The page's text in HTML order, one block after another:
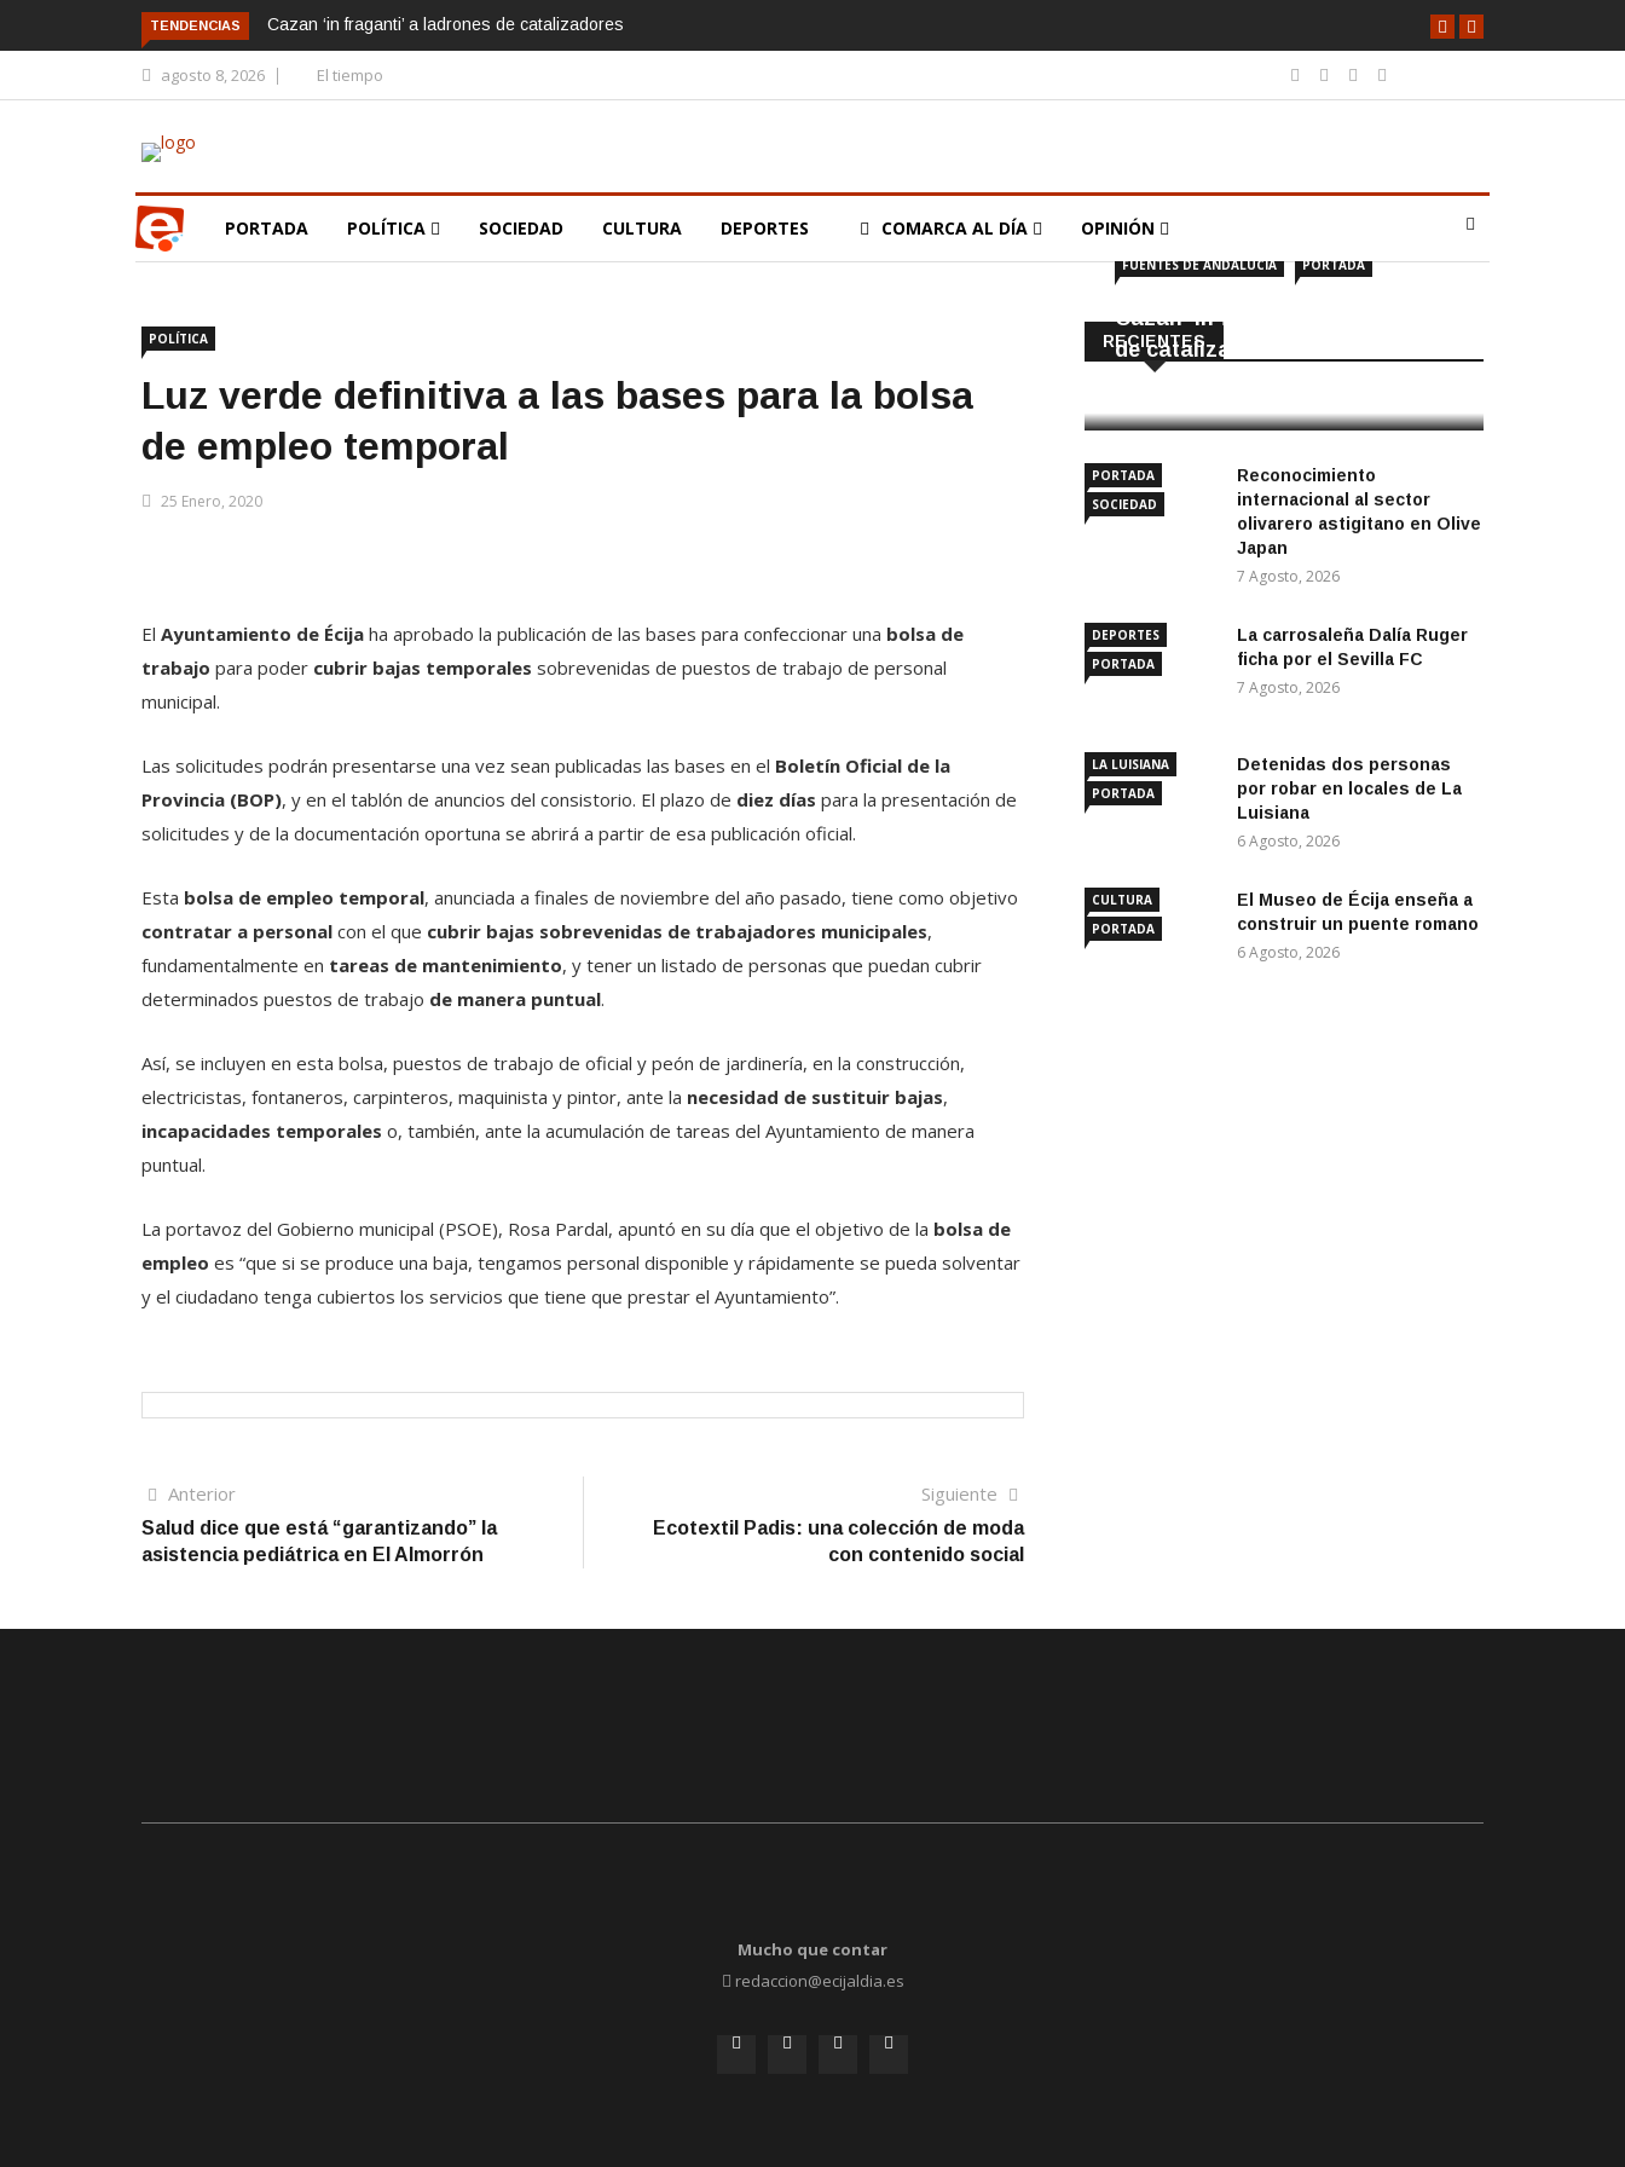
TENDENCIAS Cazan ‘in fraganti’ a ladrones de catalizadores
agosto 8, 2026 El tiempo
PORTADA POLÍTICA SOCIEDAD CULTURA DEPORTES COMARCA AL DÍA OPINIÓN
POLÍTICA
Luz verde definitiva a las bases para la bolsa
de empleo temporal
25 Enero, 2020
El Ayuntamiento de Écija ha aprobado la publicación de las bases para confeccionar una bolsa de
trabajo para poder cubrir bajas temporales sobrevenidas de puestos de trabajo de personal
municipal.
Las solicitudes podrán presentarse una vez sean publicadas las bases en el Boletín Oficial de la
Provincia (BOP), y en el tablón de anuncios del consistorio. El plazo de diez días para la presentación de
solicitudes y de la documentación oportuna se abrirá a partir de esa publicación oficial.
Esta bolsa de empleo temporal, anunciada a finales de noviembre del año pasado, tiene como objetivo
contratar a personal con el que cubrir bajas sobrevenidas de trabajadores municipales,
fundamentalmente en tareas de mantenimiento, y tener un listado de personas que puedan cubrir
determinados puestos de trabajo de manera puntual.
Así, se incluyen en esta bolsa, puestos de trabajo de oficial y peón de jardinería, en la construcción,
electricistas, fontaneros, carpinteros, maquinista y pintor, ante la necesidad de sustituir bajas,
incapacidades temporales o, también, ante la acumulación de tareas del Ayuntamiento de manera
puntual.
La portavoz del Gobierno municipal (PSOE), Rosa Pardal, apuntó en su día que el objetivo de la bolsa de
empleo es “que si se produce una baja, tengamos personal disponible y rápidamente se pueda solventar
y el ciudadano tenga cubiertos los servicios que tiene que prestar el Ayuntamiento”.
Navegación
de
AnteriorArtículo
anterior
Salud dice que está “garantizando” la
asistencia pediátrica en El Almorrón
Siguiente
artículo
Ecotextil Padis: una colección de moda
con contenido social
RECIENTES
FUENTES DE ANDALUCÍA PORTADA
Cazan ‘in fraganti’ a ladrones
de catalizadores
PORTADA
SOCIEDAD
Reconocimiento
internacional al sector
olivarero astigitano en Olive
Japan
7 Agosto, 2026
DEPORTES
PORTADA
La carrosaleña Dalía Ruger
ficha por el Sevilla FC
7 Agosto, 2026
LA LUISIANA
PORTADA
Detenidas dos personas
por robar en locales de La
Luisiana
6 Agosto, 2026
CULTURA
PORTADA
El Museo de Écija enseña a
construir un puente romano
6 Agosto, 2026
Mucho que contar
redaccion@ecijaldia.es